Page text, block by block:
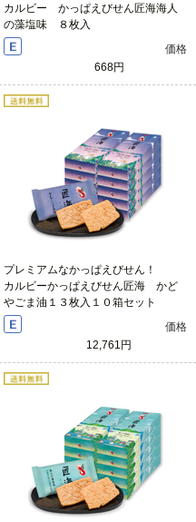
カルビー かっぱえびせん匠海海人
の藻塩味 ８枚入
価格
668円
プレミアムなかっぱえびせん！
カルビーかっぱえびせん匠海 かど
やごま油１３枚入１０箱セット
価格
12,761円